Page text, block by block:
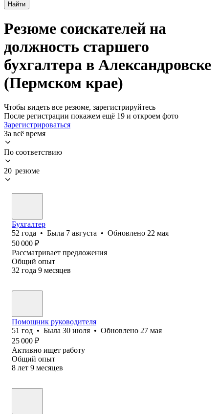
Найти
Резюме соискателей на
должность старшего
бухгалтера в Александровске
(Пермском крае)
Чтобы видеть все резюме, зарегистрируйтесь
После регистрации покажем ещё 19 и откроем фото
Зарегистрироваться
За всё время
По соответствию
20 резюме
Бухгалтер
52 года • Была 7 августа • Обновлено 22 мая
50 000 ₽
Рассматривает предложения
Общий опыт
32 года 9 месяцев
Помощник руководителя
51 год • Была 30 июля • Обновлено 27 мая
25 000 ₽
Активно ищет работу
Общий опыт
8 лет 9 месяцев